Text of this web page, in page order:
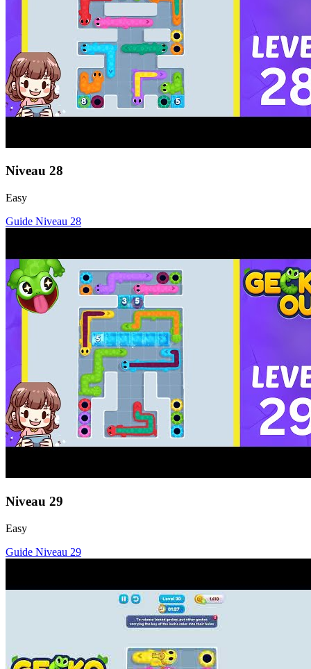
Niveau 28
Easy
Guide Niveau 28
Niveau 29
Easy
Guide Niveau 29